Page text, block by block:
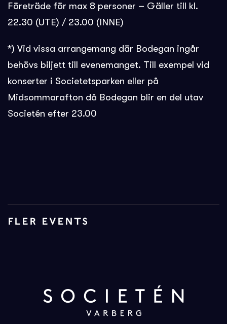
Företräde för max 8 personer – Gäller till kl.
22.30 (UTE) / 23.00 (INNE)
*) Vid vissa arrangemang där Bodegan ingår
behövs biljett till evenemanget. Till exempel vid
konserter i Societetsparken eller på
Midsommarafton då Bodegan blir en del utav
Societén efter 23.00
FLER EVENTS